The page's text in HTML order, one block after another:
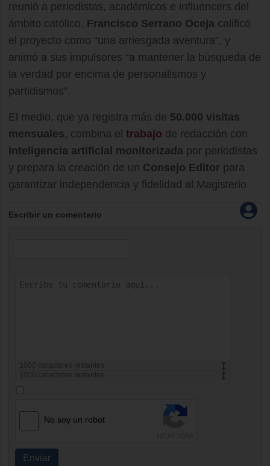
reunió a periodistas, académicos e influencers del
ámbito católico. Francisco Serrano Oceja calificó
el proyecto como “una arriesgada aventura”, y
animó a sus impulsores “a mantener la búsqueda de
la verdad por encima de personalismos y
partidismos”.
El medio, que ya registra más de 50.000 visitas
mensuales, combina el trabajo de redacción con
inteligencia artificial monitorizada por periodistas
y prepara la creación de un Consejo Editor para
garantizar independencia y fidelidad al Magisterio.
Escribir un comentario
caracteres restantes
caracteres restantes
No soy un robot
Enviar